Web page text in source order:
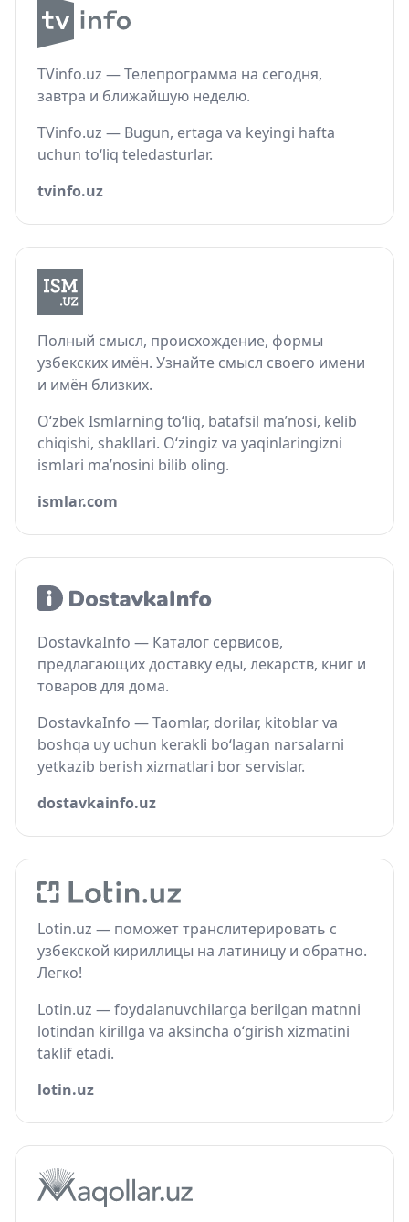
TVinfo.uz — Телепрограмма на сегодня,
завтра и ближайшую неделю.
TVinfo.uz — Bugun, ertaga va keyingi hafta
uchun to‘liq teledasturlar.
tvinfo.uz
Полный смысл, происхождение, формы
узбекских имён. Узнайте смысл своего имени
и имён близких.
O‘zbek Ismlarning to‘liq, batafsil ma’nosi, kelib
chiqishi, shakllari. O‘zingiz va yaqinlaringizni
ismlari ma’nosini bilib oling.
ismlar.com
DostavkaInfo — Каталог сервисов,
предлагающих доставку еды, лекарств, книг и
товаров для дома.
DostavkaInfo — Taomlar, dorilar, kitoblar va
boshqa uy uchun kerakli bo‘lagan narsalarni
yetkazib berish xizmatlari bor servislar.
dostavkainfo.uz
Lotin.uz — поможет транслитерировать с
узбекской кириллицы на латиницу и обратно.
Легко!
Lotin.uz — foydalanuvchilarga berilgan matnni
lotindan kirillga va aksincha o‘girish xizmatini
taklif etadi.
lotin.uz